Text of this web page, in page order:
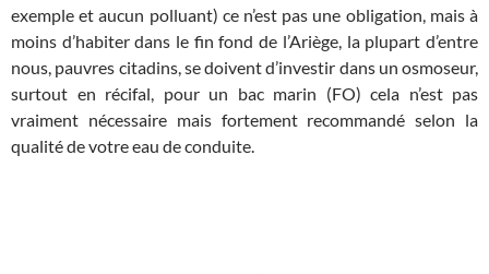
exemple et aucun polluant) ce n’est pas une obligation, mais à
moins d’habiter dans le fin fond de l’Ariège, la plupart d’entre
nous, pauvres citadins, se doivent d’investir dans un osmoseur,
surtout en récifal, pour un bac marin (FO) cela n’est pas
vraiment nécessaire mais fortement recommandé selon la
qualité de votre eau de conduite.